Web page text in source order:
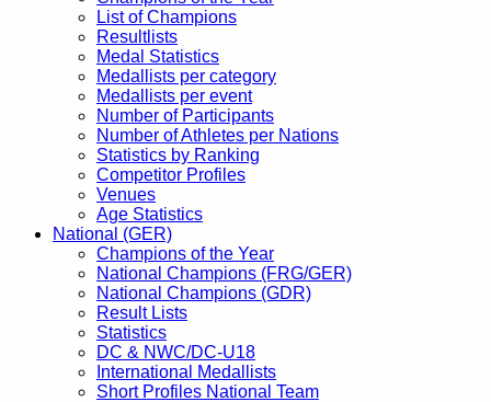
List of Champions
Resultlists
Medal Statistics
Medallists per category
Medallists per event
Number of Participants
Number of Athletes per Nations
Statistics by Ranking
Competitor Profiles
Venues
Age Statistics
National (GER)
Champions of the Year
National Champions (FRG/GER)
National Champions (GDR)
Result Lists
Statistics
DC & NWC/DC-U18
International Medallists
Short Profiles National Team